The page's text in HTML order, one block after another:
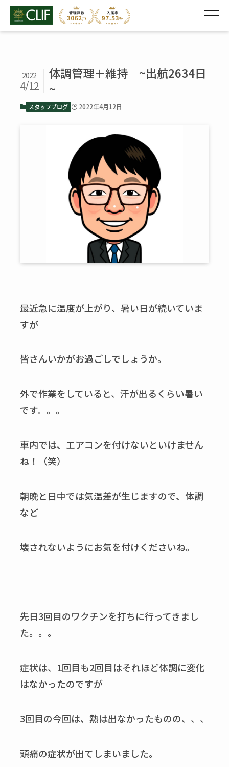
体調管理＋維持 ~出航2634日
~
2022
4/12
スタッフブログ 2022年4月12日
最近急に温度が上がり、暑い日が続いていま
すが
皆さんいかがお過ごしでしょうか。
外で作業をしていると、汗が出るくらい暑い
です。。。
車内では、エアコンを付けないといけません
ね！（笑）
朝晩と日中では気温差が生じますので、体調
など
壊されないようにお気を付けくださいね。
先日3回目のワクチンを打ちに行ってきまし
た。。。
症状は、1回目も2回目はそれほど体調に変化
はなかったのですが
3回目の今回は、熱は出なかったものの、、、
頭痛の症状が出てしまいました。